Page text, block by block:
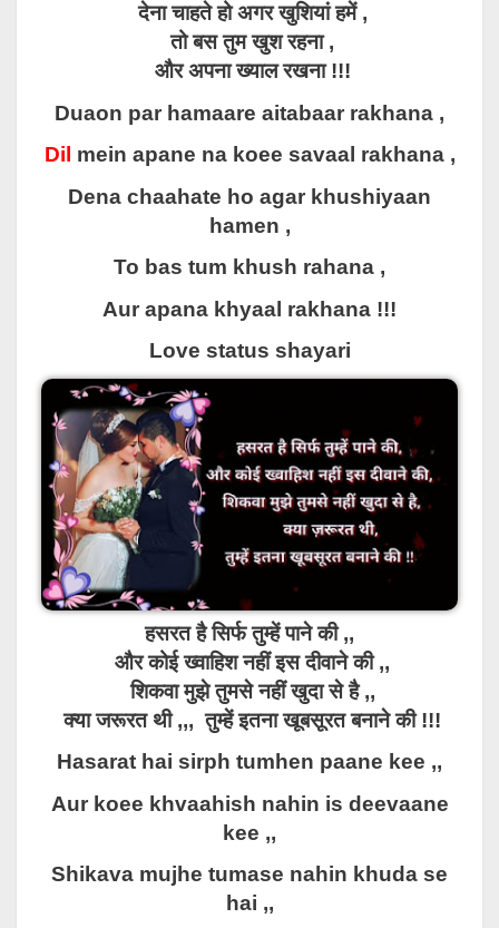
देना चाहते हो अगर खुशियां हमें ,
तो बस तुम खुश रहना ,
और अपना ख्याल रखना !!!
Duaon par hamaare aitabaar rakhana ,
Dil mein apane na koee savaal rakhana ,
Dena chaahate ho agar khushiyaan
hamen ,
To bas tum khush rahana ,
Aur apana khyaal rakhana !!!
Love status shayari
हसरत है सिर्फ तुम्हें पाने की ,,
और कोई ख्वाहिश नहीं इस दीवाने की ,,
शिकवा मुझे तुमसे नहीं खुदा से है ,,
क्या जरूरत थी ,,, तुम्हें इतना खूबसूरत बनाने की !!!
Hasarat hai sirph tumhen paane kee ,,
Aur koee khvaahish nahin is deevaane
kee ,,
Shikava mujhe tumase nahin khuda se
hai ,,